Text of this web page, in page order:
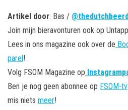
Artikel door: Bas /
Join mijn bieravonturen ook op
Lees in ons magazine ook over de
parel!
Volg FSOM Magazine op
Ben je nog geen abonnee op FSOM-tv
mis niets meer!